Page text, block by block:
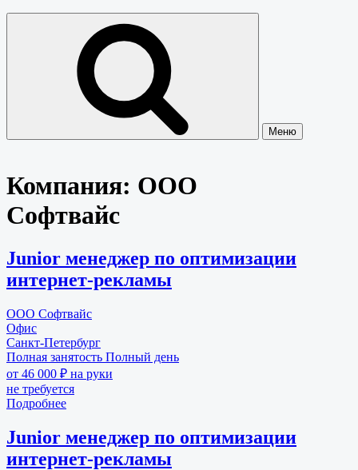
Меню
Компания: ООО
Софтвайс
Junior менеджер по оптимизации
интернет-рекламы
ООО Софтвайс
Офис
Санкт-Петербург
Полная занятость Полный день
от 46 000 ₽ на руки
не требуется
Подробнее
Junior менеджер по оптимизации
интернет-рекламы